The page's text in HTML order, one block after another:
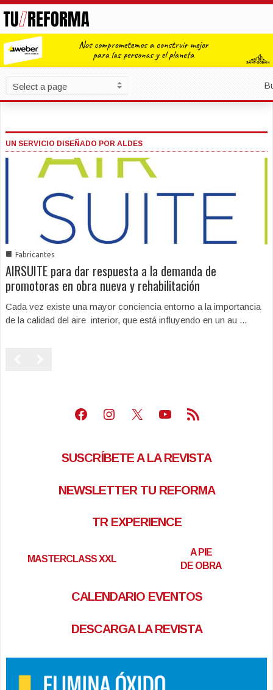
UN SERVICIO DISEÑADO POR ALDES
■ Fabricantes
AIRSUITE para dar respuesta a la demanda de
promotoras en obra nueva y rehabilitación
Cada vez existe una mayor conciencia entorno a la importancia
de la calidad del aire interior, que está influyendo en un au ...
Facebook
Instagram
X Youtube
Feed RSS
SUSCRÍBETE A LA REVISTA
NEWSLETTER TU REFORMA
TR EXPERIENCE
MASTERCLASS XXL
A PIE
DE OBRA
CALENDARIO EVENTOS
DESCARGA LA REVISTA